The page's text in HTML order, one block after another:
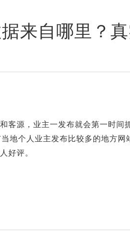
来自哪里？
客源，业主一发布就会第一时间
地个人业主发布比较多的地方
好评。